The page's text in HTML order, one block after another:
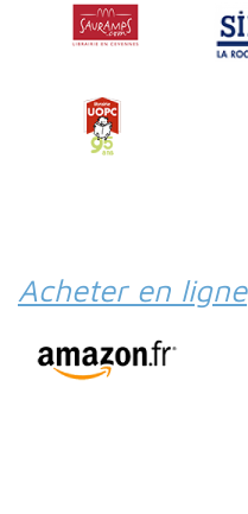
Acheter en ligne